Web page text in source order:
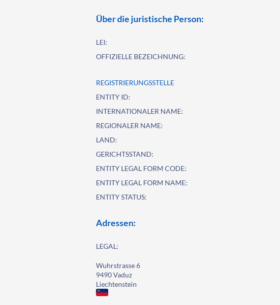
Über die juristische Person:
LEI:
OFFIZIELLE BEZEICHNUNG:
REGISTRIERUNGSSTELLE
ENTITY ID:
INTERNATIONALER NAME:
REGIONALER NAME:
LAND:
GERICHTSSTAND:
ENTITY LEGAL FORM CODE:
ENTITY LEGAL FORM NAME:
ENTITY STATUS:
Adressen:
LEGAL:
Wuhrstrasse 6
9490 Vaduz
Liechtenstein